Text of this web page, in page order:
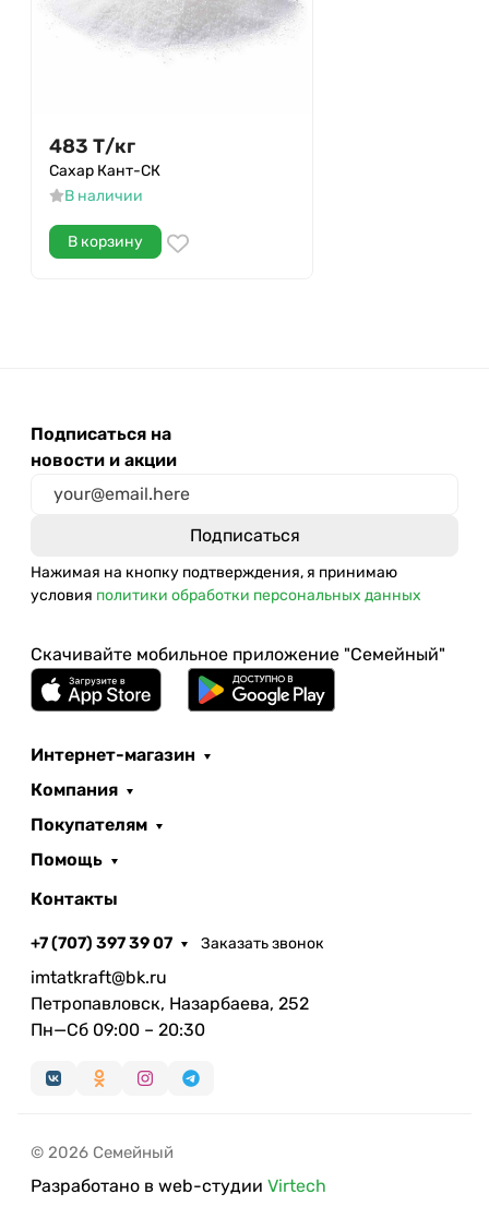
483 Т/кг
Сахар Кант-СК
В наличии
В корзину
Подписаться на
новости и акции
Нажимая на кнопку подтверждения, я принимаю
условия политики обработки персональных данных
Скачивайте мобильное приложение "Семейный"
Интернет-магазин
Компания
Покупателям
Помощь
Контакты
+7 (707) 397 39 07 Заказать звонок
imtatkraft@bk.ru
Петропавловск, Назарбаева, 252
Пн—Сб 09:00 – 20:30
© 2026 Семейный
Разработано в web-студии Virtech